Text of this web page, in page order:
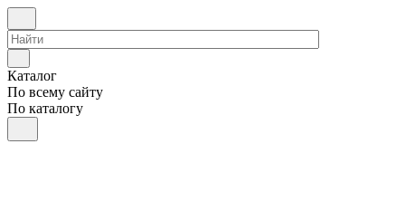
Каталог
По всему сайту
По каталогу